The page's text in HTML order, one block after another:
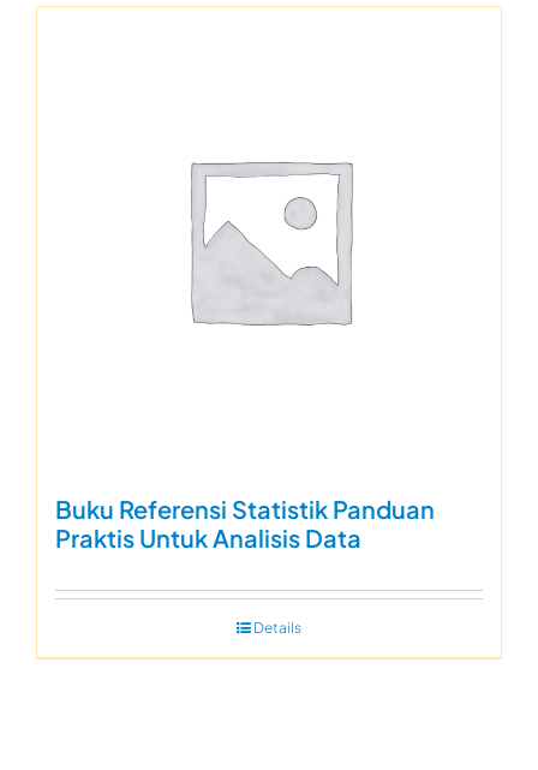
Buku Referensi Statistik Panduan
Praktis Untuk Analisis Data
Details